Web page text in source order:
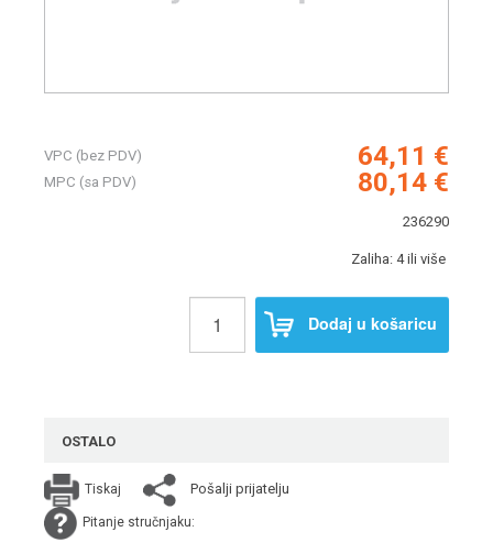
VPC (bez PDV) 64,11 €
MPC (sa PDV) 80,14 €
236290
Zaliha: 4 ili više
Dodaj u košaricu
OSTALO
Tiskaj Pošalji prijatelju
Pitanje stručnjaku: